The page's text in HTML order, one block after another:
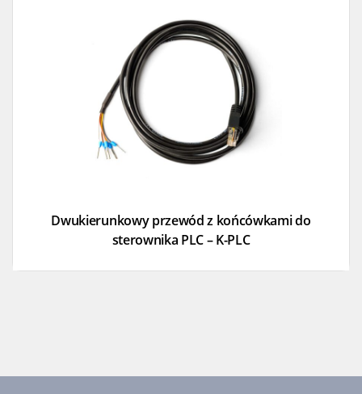
Dwukierunkowy przewód z końcówkami do
sterownika PLC – K-PLC